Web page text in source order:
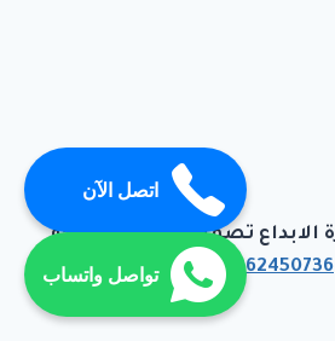
01062450736
اتصل الآن
تواصل واتساب